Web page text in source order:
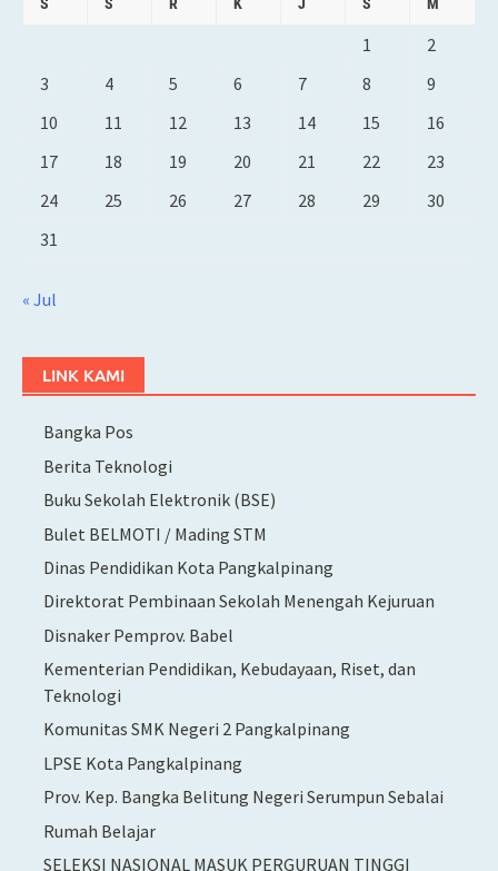
S S R K J S M
1
2
3
4 5 6 7 8
9
10
11 12 13 14 15
16
17
18 19 20 21 22
23
24
25 26 27 28 29
30
31
« Jul
LINK KAMI
Bangka Pos
Berita Teknologi
Buku Sekolah Elektronik (BSE)
Bulet BELMOTI / Mading STM
Dinas Pendidikan Kota Pangkalpinang
Direktorat Pembinaan Sekolah Menengah Kejuruan
Disnaker Pemprov. Babel
Kementerian Pendidikan, Kebudayaan, Riset, dan
Teknologi
Komunitas SMK Negeri 2 Pangkalpinang
LPSE Kota Pangkalpinang
Prov. Kep. Bangka Belitung Negeri Serumpun Sebalai
Rumah Belajar
SELEKSI NASIONAL MASUK PERGURUAN TINGGI